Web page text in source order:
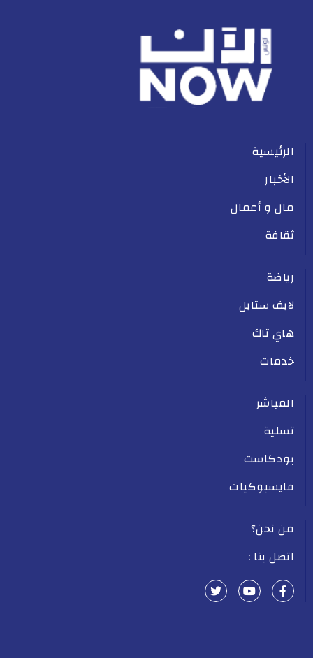
الرئيسية
الأخبار
مال و أعمال
ثقافة
رياضة
لايف ستايل
هاي تاك
خدمات
المباشر
تسلية
بودكاست
فايسبوكيات
من نحن؟
اتصل بنا :